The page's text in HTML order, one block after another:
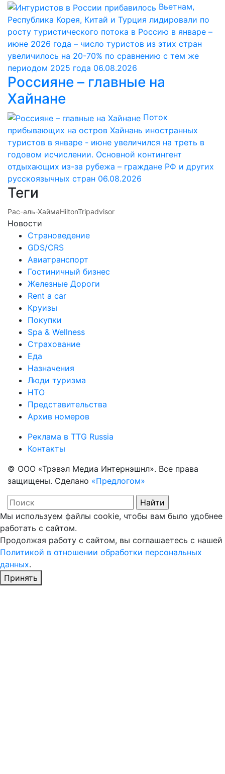
Вьетнам,
Республика Корея, Китай и Турция лидировали по
росту туристического потока в Россию в январе –
июне 2026 года – число туристов из этих стран
увеличилось на 20-70% по сравнению с тем же
периодом 2025 года 06.08.2026
Россияне – главные на
Хайнане
Поток
прибывающих на остров Хайнань иностранных
туристов в январе - июне увеличился на треть в
годовом исчислении. Основной контингент
отдыхающих из-за рубежа – граждане РФ и других
русскоязычных стран 06.08.2026
Теги
Рас-аль-ХаймаHiltonTripadvisor
Новости
Страноведение
GDS/CRS
Авиатранспорт
Гостиничный бизнес
Железные Дороги
Rent a car
Круизы
Покупки
Spa & Wellness
Страхование
Еда
Назначения
Люди туризма
НТО
Представительства
Архив номеров
Реклама в TTG Russia
Контакты
© ООО «Трэвэл Медиа Интернэшнл». Все права
защищены. Сделано «Предлогом»
Мы используем файлы cookie, чтобы вам было удобнее
работать с сайтом.
Продолжая работу с сайтом, вы соглашаетесь с нашей
Политикой в отношении обработки персональных
данных.
Принять